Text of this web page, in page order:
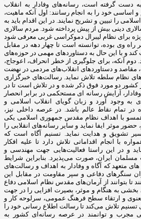
گرفته است، رسانه‌های وفادار به انقلاب
اساسی خود را به انجام رسانند: اول آنکه ماهیت،
را تبیین و تشریح نمایند. در این اقدام باید به
دینی بیش از پیش پرداخته شود. مردم سالاری
برای نظام لیبرال دموکراسی غربی معرفی شود
راه وی بوده، توانسته است تا چهار دهه در مقابل
و با این حال به دستاوردهای مهمی در حوزه‌های
دوم آنکه، برای جلوگیری از خطر انحراف، اعوجاج،
مقاصد و دستاوردهای انقلاب‌های مردمی در نهضت
نظام سلطه تلاش نماید. رسالت‌های خبرگزاری
کشور دو مورد فوق ذکر شده و در تلاش است تا در
آرایش رسانه ای مستحکمی در برابر انحصار
به وجود آورد و زبان گویای انقلاب اسلامی و
در تمام نقاط عالم باشد. در عرصه داخلی نیز،
با اهداف نظام مقدس جمهوری اسلامی یکی
موثر ایفا نماید و سایر رسانه‌های انقلابی را
تشویق و هدایت نماید. تسنیم آگاه است که
با انجام اقداماتی تلاش دارد تا علیه افکار
و در این راستا فعالیت‌هایی جهت مهندسی و
مسلمان ایران، صورت می‌پذیرد. بنابراین شرایط
متعهد که آگاه و وفادار به اهداف و رسالت‌های
سنگرهای دفاعی و سپر مقاومت در مقابل این
تا بتوانند از آرمان‌های مقدس نظام اسلامی دفاع
بخشی به هنگام و موثر، بصیرت افزایی را در جهت
و ارتقاء سطح فرهنگ عمومی، سرلوحه کار و
تسنیم تلاش می‌کند تا رسالت اطلاع رسانی خود را
مجرب و توانمند در عرصه رسانه‌ای کشور به